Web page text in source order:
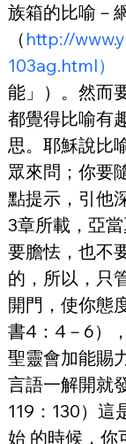
族箱的比喻－
（ http://
103ag.html）
能」）。然而
都覺得比喻有
思。耶穌說比
眾來問；你要
點提示，引他
3章所載，亞
要膽怯，也不
的，所以，只
開門，使你態
書4：4－6）
聖靈會加能賜
言語一解開就
119：130）這
始 的時候，你